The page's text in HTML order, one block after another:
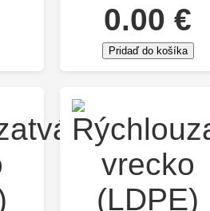
0.00 €
Pridaď do košíka